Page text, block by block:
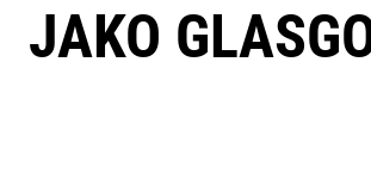
JAKO